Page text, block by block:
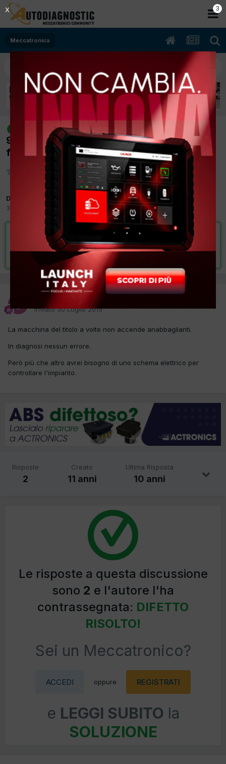
Meccatronica
[Fiat Ulysse 12/2005 2200cc 4HW
94Kw Diesel] Luci anabbaglianti non
funzionano
Da Sauro
30 Luglio 2015
Meccatronica
VAI ALLA SOLUZIONE
Risolta da Sauro,27 Febbraio 2016
Sauro
Inviato30 Luglio 2015
La macchina del titolo a volte non accende anabbaglianti.
In diagnosi nessun errore.
Però più che altro avrei bisogno di uno schema elettrico per
controllare l'impianto.
Risposte
2
Creato
11 anni
Ultima Risposta
10 anni
Le risposte a questa discussione
sono 2 e l'autore l'ha
contrassegnata: DIFETTO
RISOLTO!
Sei un Meccatronico?
ACCEDI oppure REGISTRATI
e LEGGI SUBITO la
SOLUZIONE
2
X